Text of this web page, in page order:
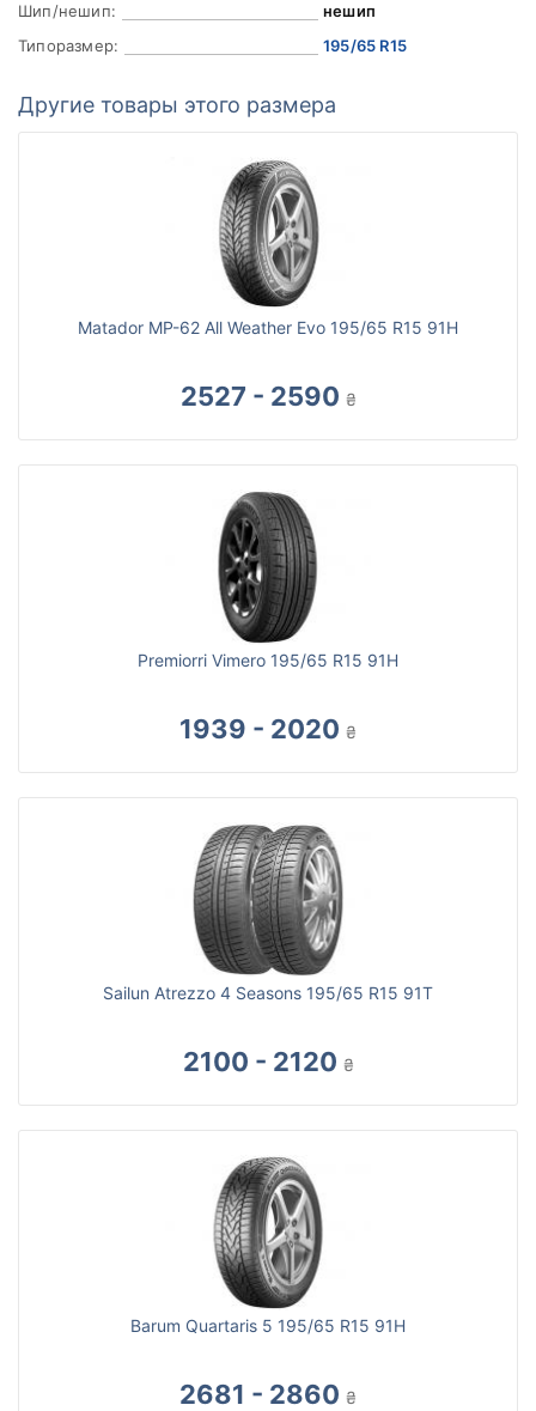
Шип/нешип:
нешип
Типоразмер:
195/65 R15
Другие товары этого размера
Matador MP-62 All Weather Evo 195/65 R15 91H
2527 - 2590 ₴
Premiorri Vimero 195/65 R15 91H
1939 - 2020 ₴
Sailun Atrezzo 4 Seasons 195/65 R15 91T
2100 - 2120 ₴
Barum Quartaris 5 195/65 R15 91H
2681 - 2860 ₴